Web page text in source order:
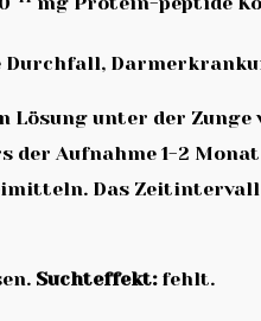
unter der
Aufnahme 1-2
Das Zeitintervall
Suchteffekt: fehlt.